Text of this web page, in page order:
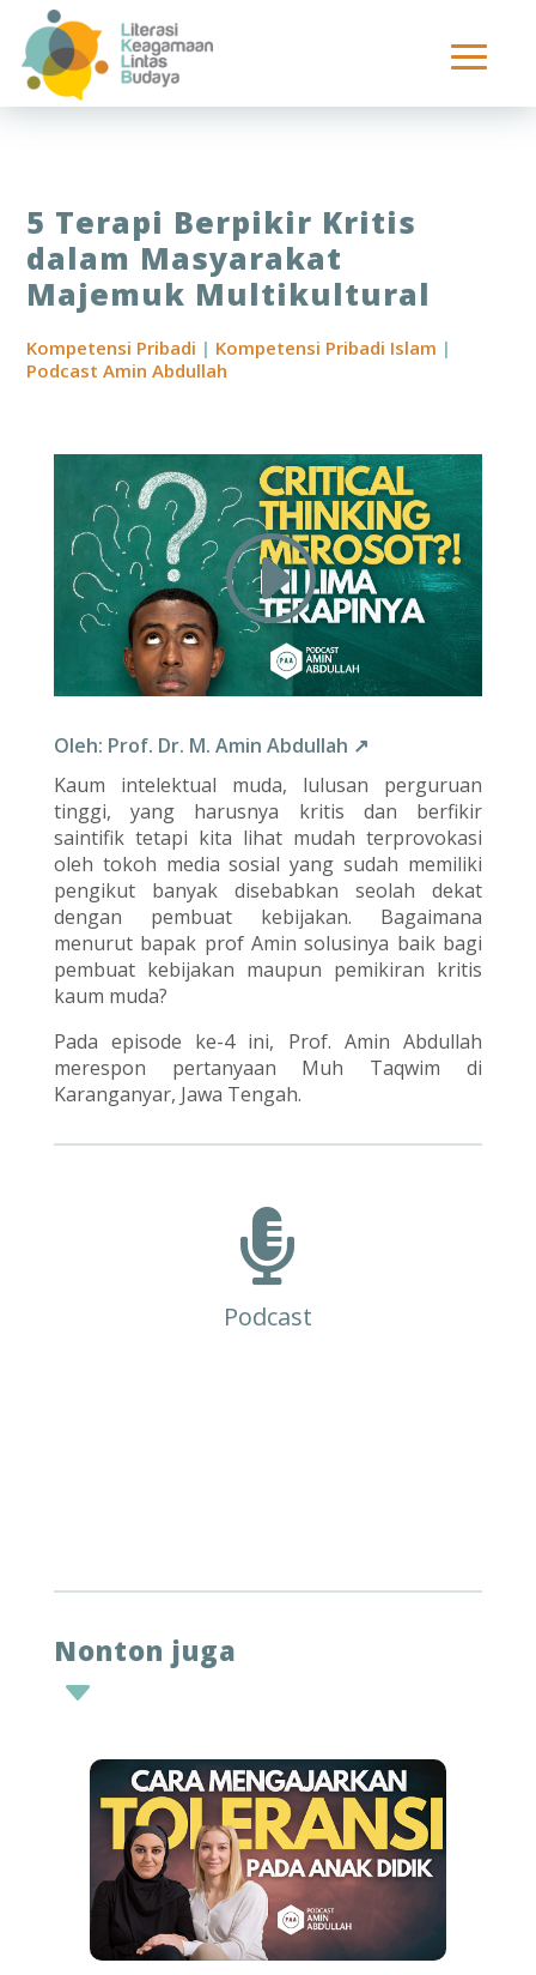
5 Terapi Berpikir Kritis
dalam Masyarakat
Majemuk Multikultural
Kompetensi Pribadi | Kompetensi Pribadi Islam |
Podcast Amin Abdullah
Oleh: Prof. Dr. M. Amin Abdullah ↗
Kaum intelektual muda, lulusan perguruan
tinggi, yang harusnya kritis dan berfikir
saintifik tetapi kita lihat mudah terprovokasi
oleh tokoh media sosial yang sudah memiliki
pengikut banyak disebabkan seolah dekat
dengan pembuat kebijakan. Bagaimana
menurut bapak prof Amin solusinya baik bagi
pembuat kebijakan maupun pemikiran kritis
kaum muda?
Pada episode ke-4 ini, Prof. Amin Abdullah
merespon pertanyaan Muh Taqwim di
Karanganyar, Jawa Tengah.

Podcast
Nonton juga
C